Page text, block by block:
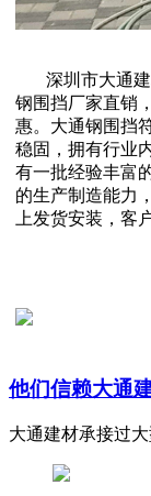
深圳市大通
钢围挡厂家直销
惠。大通钢围挡
稳固，拥有行业
有一批经验丰富
的生产制造能力
上发货安装，客
他们信赖大通
大通建材承接过